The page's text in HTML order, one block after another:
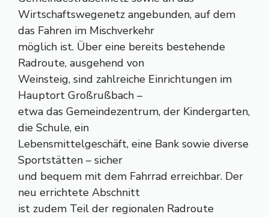
Wirtschaftswegenetz angebunden, auf dem
das Fahren im Mischverkehr
möglich ist. Über eine bereits bestehende
Radroute, ausgehend von
Weinsteig, sind zahlreiche Einrichtungen im
Hauptort Großrußbach –
etwa das Gemeindezentrum, der Kindergarten,
die Schule, ein
Lebensmittelgeschäft, eine Bank sowie diverse
Sportstätten – sicher
und bequem mit dem Fahrrad erreichbar. Der
neu errichtete Abschnitt
ist zudem Teil der regionalen Radroute